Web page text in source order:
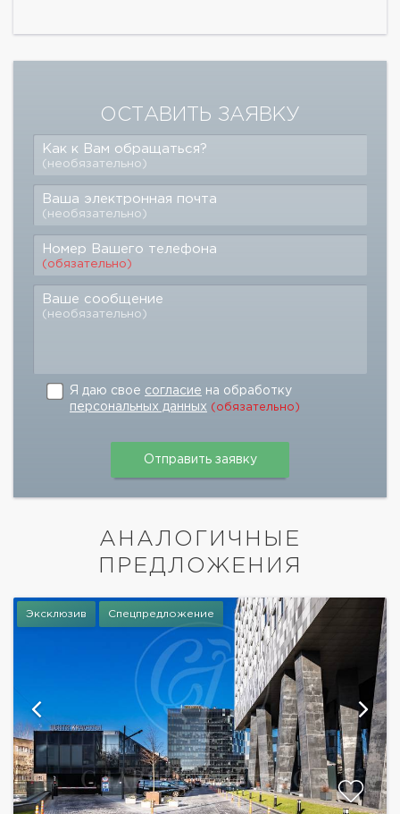
ОСТАВИТЬ ЗАЯВКУ
Как к Вам обращаться?
(необязательно)
Ваша электронная почта
(необязательно)
Номер Вашего телефона
(обязательно)
Ваше сообщение
(необязательно)
Я даю свое согласие на обработку
персональных данных (обязательно)
АНАЛОГИЧНЫЕ
ПРЕДЛОЖЕНИЯ
Эксклюзив Спецпредложение